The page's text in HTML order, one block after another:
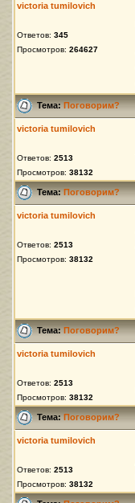
victoria tumilovich
Ответов: 345
Просмотров: 264627
Тема:Поговорим?
victoria tumilovich
Ответов: 2513
Просмотров: 38132
Тема:Поговорим?
victoria tumilovich
Ответов: 2513
Просмотров: 38132
Тема:Поговорим?
victoria tumilovich
Ответов: 2513
Просмотров: 38132
Тема:Поговорим?
victoria tumilovich
Ответов: 2513
Просмотров: 38132